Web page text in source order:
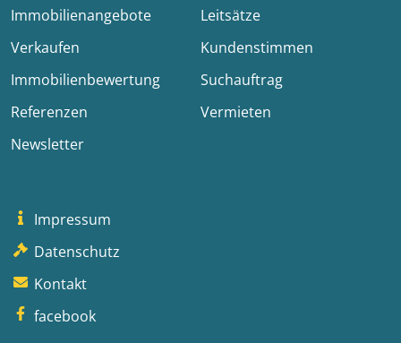
Immobilienangebote
Leitsätze
Verkaufen
Kundenstimmen
Immobilienbewertung
Suchauftrag
Referenzen
Vermieten
Newsletter
Impressum
Datenschutz
Kontakt
facebook